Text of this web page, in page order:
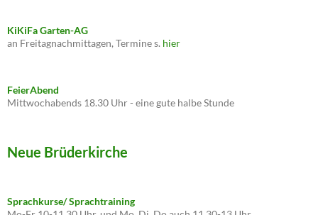
KiKiFa Garten-AG
an Freitagnachmittagen, Termine s. hier
FeierAbend
Mittwochabends 18.30 Uhr - eine gute halbe Stunde
Neue Brüderkirche
Sprachkurse/ Sprachtraining